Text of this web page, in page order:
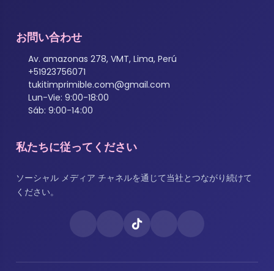
お問い合わせ
Av. amazonas 278, VMT, Lima, Perú
+51923756071
tukitimprimible.com@gmail.com
Lun-Vie: 9:00-18:00
Sáb: 9:00-14:00
私たちに従ってください
ソーシャル メディア チャネルを通じて当社とつながり続けて
ください。